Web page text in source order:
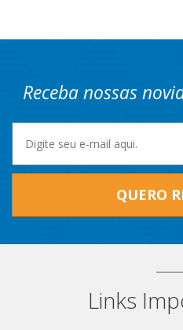
Receba nossas
QUERO
Links